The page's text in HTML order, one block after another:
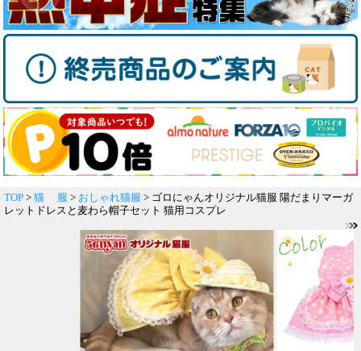
TOP > 猫 服 > おしゃれ猫服 > ゴロにゃんオリジナル猫服 陽だまりマーガ
レットドレスと麦わら帽子セット 猫用コスプレ